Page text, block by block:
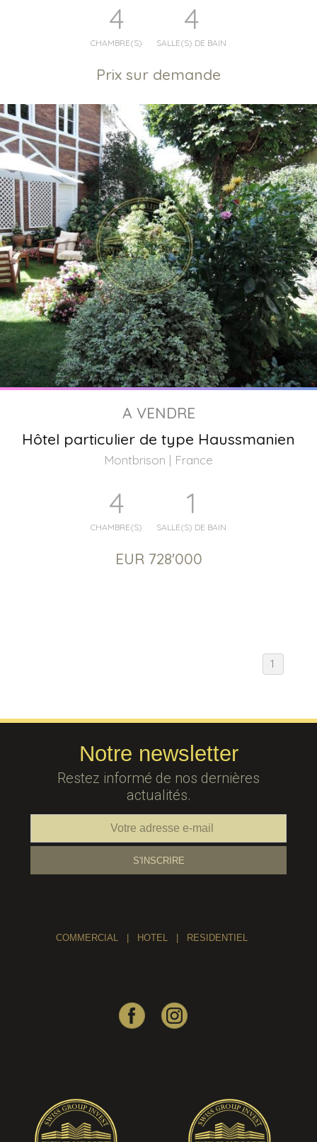
4
CHAMBRE(S)
4
SALLE(S) DE BAIN
Prix sur demande
A VENDRE
Hôtel particulier de type Haussmanien
Montbrison | France
4
CHAMBRE(S)
1
SALLE(S) DE BAIN
EUR 728'000
1
Notre newsletter
Restez informé de nos dernières
actualités.
COMMERCIAL| HOTEL| RESIDENTIEL